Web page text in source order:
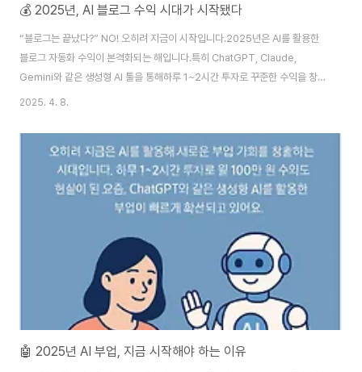
💰 2025년, AI 블로그 수익 시대가 시작됐다
“블로그는 끝났다?” NO! 오히려 지금이 시작입니다.2025년은 AI를 활용한
블로그 자동화 수익이 본격화되는 해입니다.특히 ChatGPT, Claude,
Gemini와 같은 생성형 AI 툴을 통해하루 1~2시간 투자로 꾸준한 수익을 창출
할 수 있는 방법이 주목받고 있어요.✅ 왜 2025년에 AI 블로그가 주목받을까?
SEO 최적화까지 가능애드센스 수익 모델과 완벽한 궁합꾸준한 콘텐츠 생산
→ 방문자 증가 → 광고 수익 상승AI 자동화 도구의 진화콘텐츠 캘린더 자동 관
리썸네일, 이미지 생성까지 자동 처리📈 블로그 수익화 가능한 AI 툴 TOP 3
툴 이름기능 요약수익화 활용도ChatGPT글 생성, 제목 추천, 메타 설명 작성
2025. 4. 8.
🤖 2025년 AI 부업, 지금 시작해야 하는 이유